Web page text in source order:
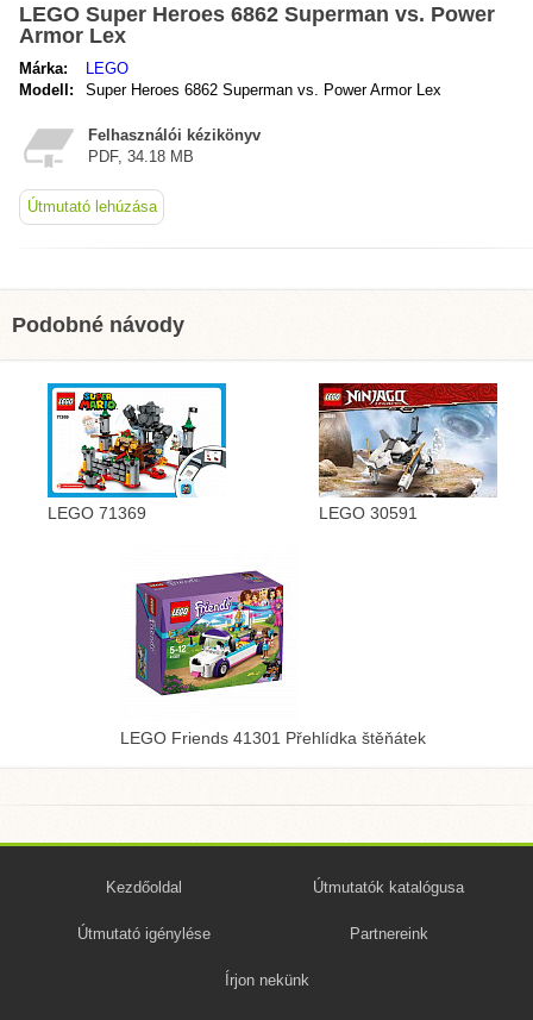
LEGO Super Heroes 6862 Superman vs. Power
Armor Lex
Márka:
LEGO
Modell:
Super Heroes 6862 Superman vs. Power Armor Lex
Felhasználói kézikönyv
PDF, 34.18 MB
Útmutató lehúzása
Podobné návody
LEGO 71369 LEGO 30591
LEGO Friends 41301 Přehlídka štěňátek
Kezdőoldal Útmutatók katalógusa
Útmutató igénylése Partnereink
Írjon nekünk